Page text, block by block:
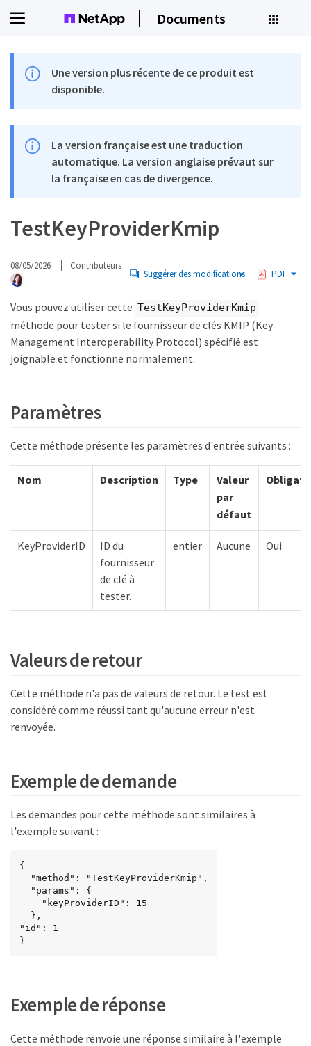
Documents
Une version plus récente de ce produit est
disponible.
La version française est une traduction
automatique. La version anglaise prévaut sur
la française en cas de divergence.
TestKeyProviderKmip
08/05/2026 Contributeurs
Suggérer des modifications PDF
Vous pouvez utiliser cette TestKeyProviderKmip
méthode pour tester si le fournisseur de clés KMIP (Key
Management Interoperability Protocol) spécifié est
joignable et fonctionne normalement.
Paramètres
Cette méthode présente les paramètres d'entrée suivants :
Nom Description Type
Valeur
par
défaut
KeyProviderID
ID du
fournisseur
de clé à
tester.
entier Aucune Oui
Valeurs de retour
Cette méthode n'a pas de valeurs de retour. Le test est
considéré comme réussi tant qu'aucune erreur n'est
renvoyée.
Exemple de demande
Les demandes pour cette méthode sont similaires à
l'exemple suivant :
{
"id": 1
}
Exemple de réponse
Cette méthode renvoie une réponse similaire à l'exemple